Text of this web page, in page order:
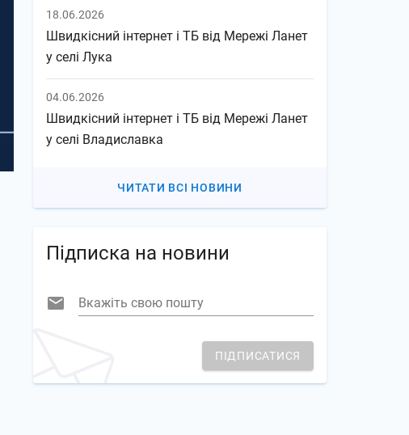
18.06.2026
Швидкісний інтернет і ТБ від Мережі Ланет
у селі Лука
04.06.2026
Швидкісний інтернет і ТБ від Мережі Ланет
у селі Владиславка
ЧИТАТИ ВСІ НОВИНИ
Підписка на новини
Вкажіть свою пошту
ПІДПИСАТИСЯ